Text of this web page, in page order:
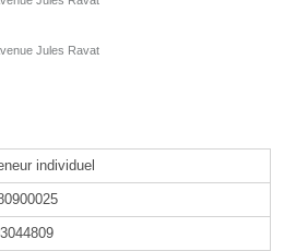
Jules Ravat
individuel